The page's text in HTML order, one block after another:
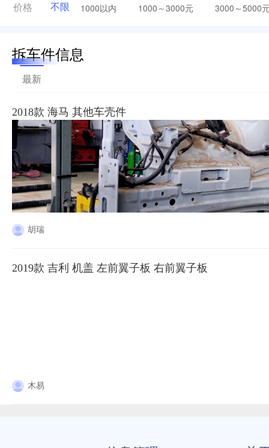
价格 不限 1000以内 1000～3000元 3000～5000
拆车件信息
最新
2018款 海马 其他车壳件
胡瑞
2019款 吉利 机盖 左前翼子板 右前翼子板
木易